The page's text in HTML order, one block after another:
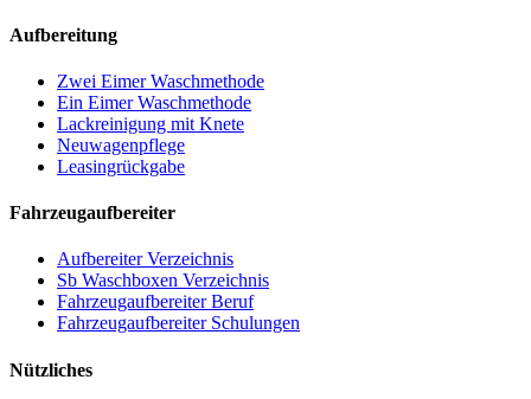
Aufbereitung
Zwei Eimer Waschmethode
Ein Eimer Waschmethode
Lackreinigung mit Knete
Neuwagenpflege
Leasingrückgabe
Fahrzeugaufbereiter
Aufbereiter Verzeichnis
Sb Waschboxen Verzeichnis
Fahrzeugaufbereiter Beruf
Fahrzeugaufbereiter Schulungen
Nützliches